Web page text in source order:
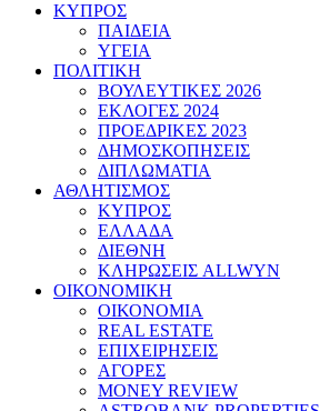
ΚΥΠΡΟΣ
ΠΑΙΔΕΙΑ
ΥΓΕΙΑ
ΠΟΛΙΤΙΚΗ
ΒΟΥΛΕΥΤΙΚΕΣ 2026
ΕΚΛΟΓΕΣ 2024
ΠΡΟΕΔΡΙΚΕΣ 2023
ΔΗΜΟΣΚΟΠΗΣΕΙΣ
ΔΙΠΛΩΜΑΤΙΑ
ΑΘΛΗΤΙΣΜΟΣ
ΚΥΠΡΟΣ
ΕΛΛΑΔΑ
ΔΙΕΘΝΗ
ΚΛΗΡΩΣΕΙΣ ALLWYN
ΟΙΚΟΝΟΜΙΚΗ
ΟΙΚΟΝΟΜΙΑ
REAL ESTATE
ΕΠΙΧΕΙΡΗΣΕΙΣ
ΑΓΟΡΕΣ
MONEY REVIEW